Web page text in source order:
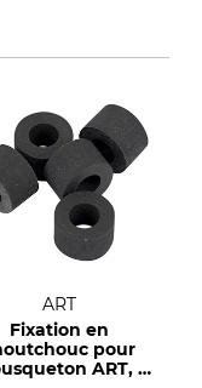
ART
Fixation en
pour
ART, 5